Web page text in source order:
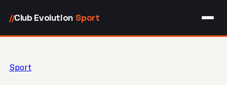
//Club Evolution Sport
Sport